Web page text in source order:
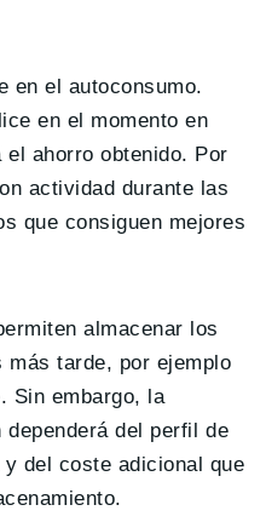
en el autoconsumo.
en el momento en
ahorro obtenido. Por
actividad durante las
que consiguen mejores
almacenar los
tarde, por ejemplo
Sin embargo, la
del perfil de
del coste adicional que